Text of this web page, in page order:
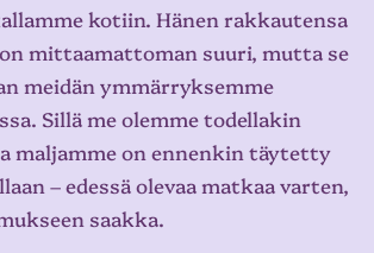
kotiin. Hänen rakkautensa
mittaamattoman suuri, mutta se
meidän ymmärryksemme
Sillä me olemme todellakin
maljamme on ennenkin täytetty
– edessä olevaa matkaa varten,
saakka.